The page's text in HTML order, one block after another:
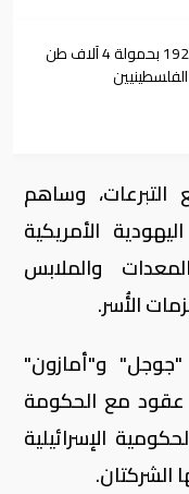
مصر تطلق القافلة الـ192 بحمولة 4 آلاف طن
وساهم
الأمريكية
والملابس
الأُسر.
و"أمازون"
عقود مع الحكومة
الإسرائيلية
الشركتان.